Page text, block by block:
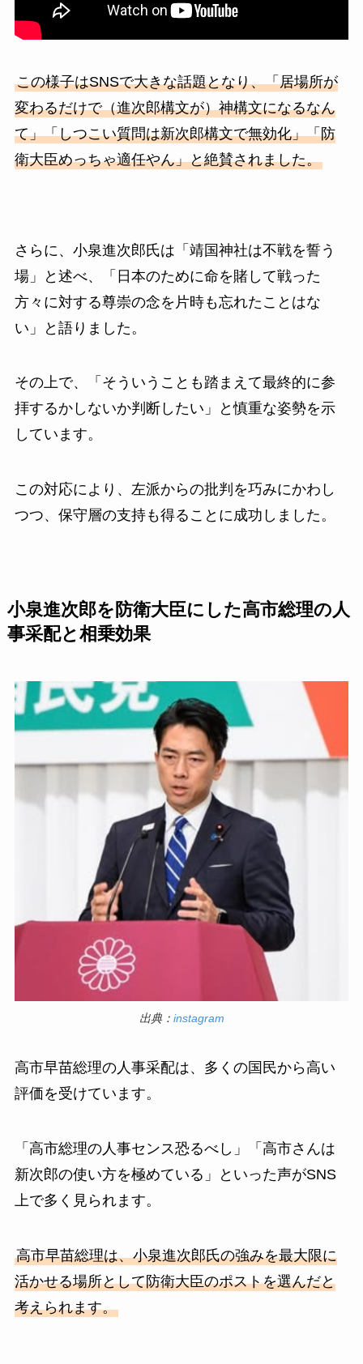
この様子はSNSで大きな話題となり、「居場所が
変わるだけで（進次郎構文が）神構文になるなん
て」「しつこい質問は新次郎構文で無効化」「防
衛大臣めっちゃ適任やん」と絶賛されました。
さらに、小泉進次郎氏は「靖国神社は不戦を誓う
場」と述べ、「日本のために命を賭して戦った
方々に対する尊崇の念を片時も忘れたことはな
い」と語りました。
その上で、「そういうことも踏まえて最終的に参
拝するかしないか判断したい」と慎重な姿勢を示
しています。
この対応により、左派からの批判を巧みにかわし
つつ、保守層の支持も得ることに成功しました。
小泉進次郎を防衛大臣にした高市総理の人
事采配と相乗効果
出典： instagram
高市早苗総理の人事采配は、多くの国民から高い
評価を受けています。
「高市総理の人事センス恐るべし」「高市さんは
新次郎の使い方を極めている」といった声がSNS
上で多く見られます。
高市早苗総理は、小泉進次郎氏の強みを最大限に
活かせる場所として防衛大臣のポストを選んだと
考えられます。